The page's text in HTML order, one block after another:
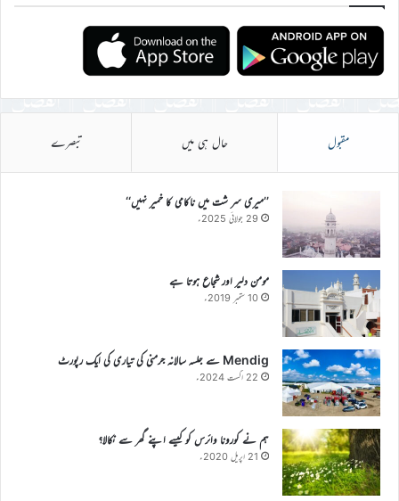
مقبول حال ہی میں تبصرے
’’میری سر شت میں ناکامی کا خمیر نہیں‘‘
29 جولائی 2025ء
مومن دلیر اور شجاع ہوتا ہے
10 ستمبر 2019ء
Mendig سے جلسہ سالانہ جرمنی کی تیاری کی ایک رپورٹ
22 اگست 2024ء
ہم نے کورونا وائرس کو کیسے اپنے گھر سے نکالا؟
21 اپریل 2020ء